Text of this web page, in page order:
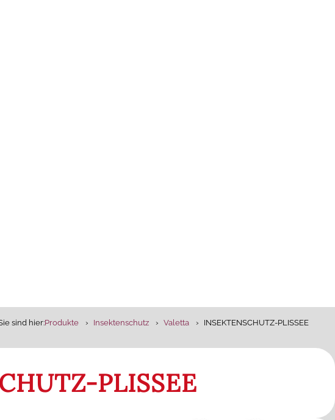
sind hier:Produkte Insektenschutz Valetta INSEKTENSCHUTZ-PLISSEE
PLISSEE